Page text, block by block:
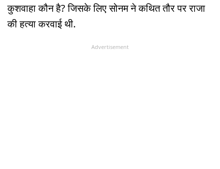
कुशवाहा कौन है? जिसके लिए सोनम ने कथित तौर पर राजा
की हत्या करवाई थी.
Advertisement